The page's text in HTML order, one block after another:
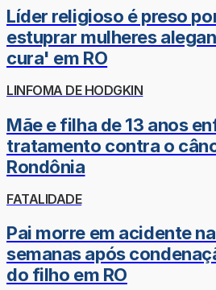
Líder religioso é preso
estuprar mulheres
cura' em RO
LINFOMA DE HODGKIN
Mãe e filha de 13 anos
tratamento contra o
Rondônia
FATALIDADE
Pai morre em acidente
semanas após
do filho em RO